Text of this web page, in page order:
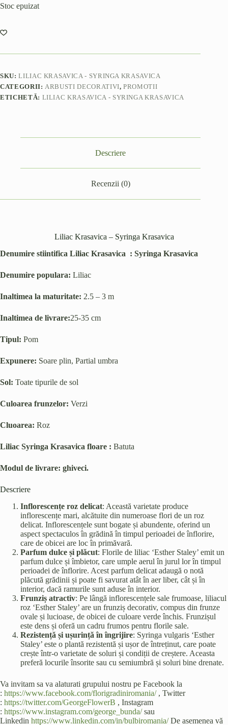
fost:
59.00lei.
Stoc epuizat
SKU:LILIAC KRASAVICA - SYRINGA KRASAVICA
CATEGORII: ARBUSTI DECORATIVI,PROMOTII
ETICHETĂ: LILIAC KRASAVICA - SYRINGA KRASAVICA
Descriere
Recenzii (0)
Liliac Krasavica – Syringa Krasavica
Denumire stiintifica Liliac Krasavica : Syringa Krasavica
Denumire populara: Liliac
Inaltimea la maturitate: 2.5 – 3 m
Inaltimea de livrare:25-35 cm
Tipul: Pom
Expunere: Soare plin, Partial umbra
Sol: Toate tipurile de sol
Culoarea frunzelor: Verzi
Cluoarea: Roz
Liliac Syringa Krasavica floare : Batuta
Modul de livrare: ghiveci.
Descriere
Inflorescențe roz delicat: Această varietate produce
inflorescențe mari, alcătuite din numeroase flori de un roz
delicat. Inflorescențele sunt bogate și abundente, oferind un
aspect spectaculos în grădină în timpul perioadei de înflorire,
care de obicei are loc în primăvară.
Parfum dulce și plăcut: Florile de liliac ‘Esther Staley’ emit un
parfum dulce și îmbietor, care umple aerul în jurul lor în timpul
perioadei de înflorire. Acest parfum delicat adaugă o notă
plăcută grădinii și poate fi savurat atât în aer liber, cât și în
interior, dacă ramurile sunt aduse în interior.
Frunziș atractiv: Pe lângă inflorescențele sale frumoase, liliacul
roz ‘Esther Staley’ are un frunziș decorativ, compus din frunze
ovale și lucioase, de obicei de culoare verde închis. Frunzișul
este dens și oferă un cadru frumos pentru florile sale.
Rezistență și ușurință în îngrijire: Syringa vulgaris ‘Esther
Staley’ este o plantă rezistentă și ușor de întreținut, care poate
crește într-o varietate de soluri și condiții de creștere. Aceasta
preferă locurile însorite sau cu semiumbră și soluri bine drenate.
Va invitam sa va alaturati grupului nostru pe Facebook la
: https://www.facebook.com/florigradiniromania/, Twitter
: https://twitter.com/GeorgeFlowerB , Instagram
: https://www.instagram.com/george_bunda/sau
Linkedin https://www.linkedin.com/in/bulbiromania/De asemenea vă